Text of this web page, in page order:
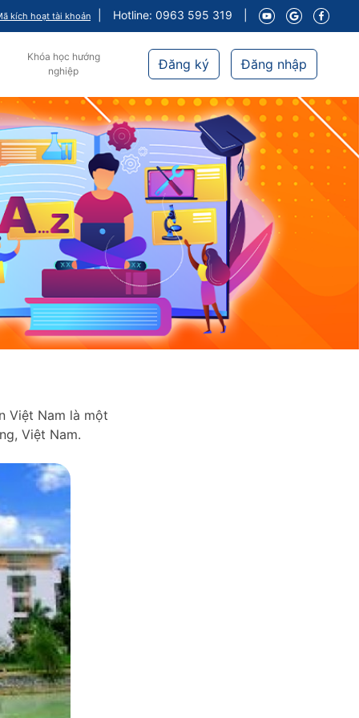
kích hoạt tài khoản Hotline: 0963 595 319
Khóa học hướng
nghiệp
Đăng ký Đăng nhập
Việt Nam là một
Việt Nam.